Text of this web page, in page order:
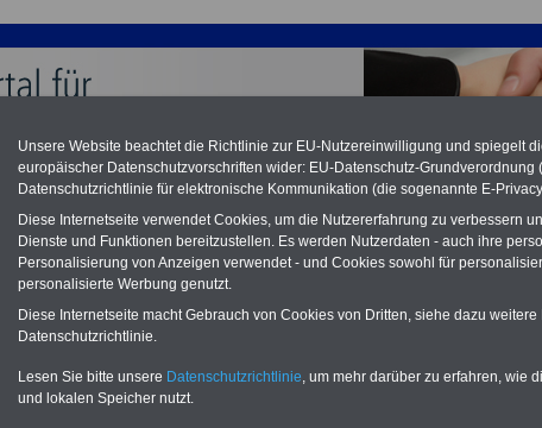
TVöD-S Sparkassen: § 31 Führung auf Probe
Unsere Website beachtet die Richtlinie zur EU-Nutzereinwilligung und spiegelt
europäischer Datenschutzvorschriften wider: EU-Datenschutz-Grundverordnung
Datenschutzrichtlinie für elektronische Kommunikation (die sogenannte E-
Diese Internetseite verwendet Cookies, um die Nutzererfahrung zu verbessern
Dienste und Funktionen bereitzustellen. Es werden Nutzerdaten - auch ihre
Personalisierung von Anzeigen verwendet - und Cookies sowohl für
personalisierte Werbung genutzt.
Diese Internetseite macht Gebrauch von Cookies von Dritten, siehe dazu
Datenschutzrichtlinie.
Lesen Sie bitte unsere Datenschutzrichtlinie, um mehr darüber zu erfahren, wie
und lokalen Speicher nutzt.